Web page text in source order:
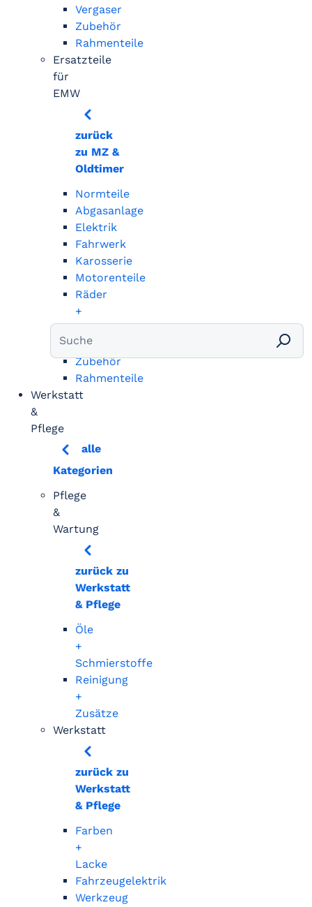
Vergaser
Zubehör
Rahmenteile
Ersatzteile
für
EMW
zurück
zu MZ &
Oldtimer
Normteile
Abgasanlage
Elektrik
Fahrwerk
Karosserie
Motorenteile
Räder
+
Bereifung
Vergaser
Zubehör
Rahmenteile
Werkstatt
&
Pflege
alle
Kategorien
Pflege
&
Wartung
zurück zu
Werkstatt
& Pflege
Öle
+
Schmierstoffe
Reinigung
+
Zusätze
Werkstatt
zurück zu
Werkstatt
& Pflege
Farben
+
Lacke
Fahrzeugelektrik
Werkzeug